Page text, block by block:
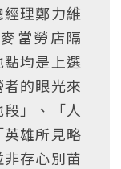
理鄭力維
當勞店隔
均是上選
的眼光來
」、「人
雄所見略
存心別苗